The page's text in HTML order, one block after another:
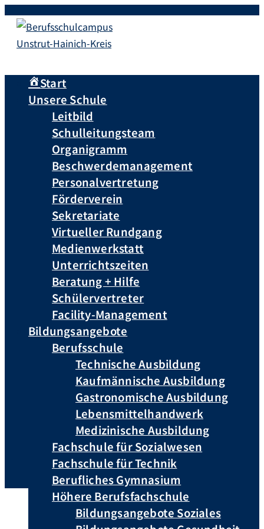
Start
Unsere Schule
Leitbild
Schulleitungsteam
Organigramm
Beschwerdemanagement
Personalvertretung
Förderverein
Sekretariate
Virtueller Rundgang
Medienwerkstatt
Unterrichtszeiten
Beratung + Hilfe
Schülervertreter
Facility-Management
Bildungsangebote
Berufsschule
Technische Ausbildung
Kaufmännische Ausbildung
Gastronomische Ausbildung
Lebensmittelhandwerk
Medizinische Ausbildung
Fachschule für Sozialwesen
Fachschule für Technik
Berufliches Gymnasium
Höhere Berufsfachschule
Bildungsangebote Soziales